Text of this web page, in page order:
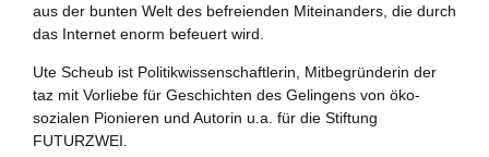
aus der bunten Welt des befreienden Miteinanders, die durch
das Internet enorm befeuert wird.
Ute Scheub ist Politikwissenschaftlerin, Mitbegründerin der
taz mit Vorliebe für Geschichten des Gelingens von öko-
sozialen Pionieren und Autorin u.a. für die Stiftung
FUTURZWEI.